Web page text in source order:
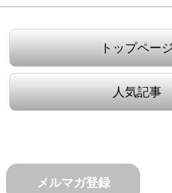
トップペー
人気記事
メルマガ登録